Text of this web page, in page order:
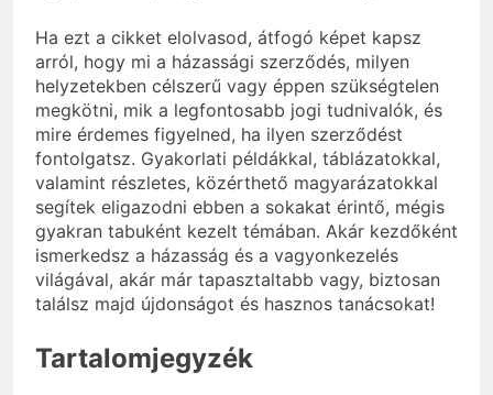
Ha ezt a cikket elolvasod, átfogó képet kapsz
arról, hogy mi a házassági szerződés, milyen
helyzetekben célszerű vagy éppen szükségtelen
megkötni, mik a legfontosabb jogi tudnivalók, és
mire érdemes figyelned, ha ilyen szerződést
fontolgatsz. Gyakorlati példákkal, táblázatokkal,
valamint részletes, közérthető magyarázatokkal
segítek eligazodni ebben a sokakat érintő, mégis
gyakran tabuként kezelt témában. Akár kezdőként
ismerkedsz a házasság és a vagyonkezelés
világával, akár már tapasztaltabb vagy, biztosan
találsz majd újdonságot és hasznos tanácsokat!
Tartalomjegyzék